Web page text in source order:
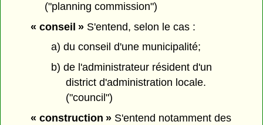
("planning commission")
« conseil »S'entend, selon le cas :
a) du conseil d'une municipalité;
b) de l'administrateur résident d'un
district d'administration locale.
("council")
« construction »S'entend notamment des